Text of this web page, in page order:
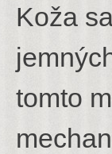
Koža
tomto